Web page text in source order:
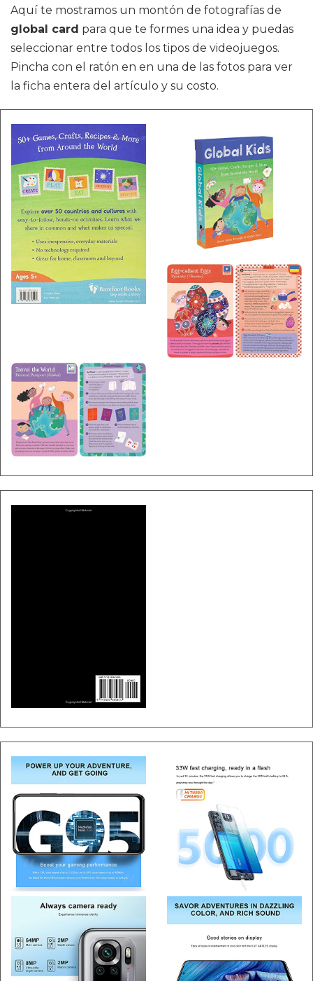
Aquí te mostramos un montón de fotografías de
global card para que te formes una idea y puedas
seleccionar entre todos los tipos de videojuegos.
Pincha con el ratón en en una de las fotos para ver
la ficha entera del artículo y su costo.